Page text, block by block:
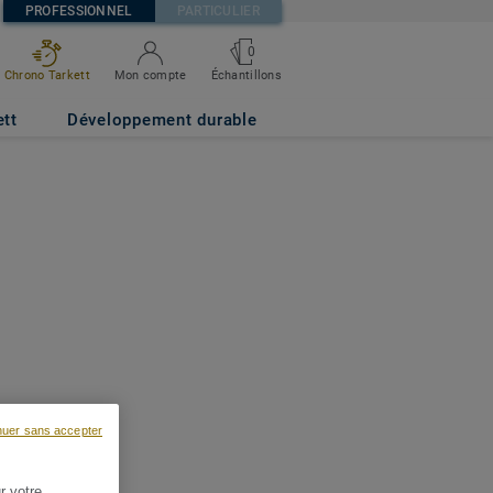
PROFESSIONNEL PARTICULIER
Chrono Tarkett Mon compte
0
Échantillons
Développement durable
sans accepter